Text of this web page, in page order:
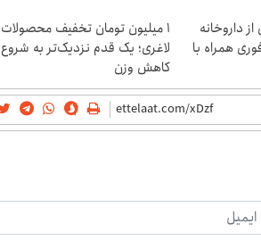
داروخانه
همراه با
۱ میلیون تومان تخفیف محصولات
لاغری؛ یک قدم نزدیک‌تر به شروع
کاهش وزن